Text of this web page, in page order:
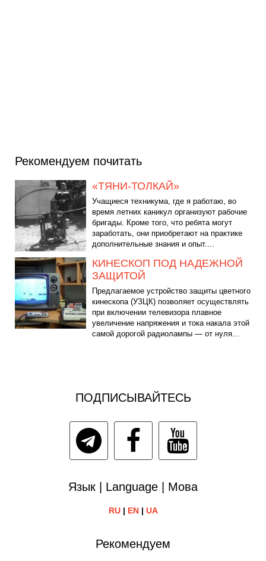
Рекомендуем почитать
«ТЯНИ-ТОЛКАЙ»
Учащиеся техникума, где я работаю, во
время летних каникул организуют рабочие
бригады. Кроме того, что ребята могут
заработать, они приобретают на практике
дополнительные знания и опыт....
КИНЕСКОП ПОД НАДЕЖНОЙ
ЗАЩИТОЙ
Предлагаемое устройство защиты цветного
кинескопа (УЗЦК) позволяет осуществлять
при включении телевизора плавное
увеличение напряжения и тока накала этой
самой дорогой радиолампы — от нуля...
ПОДПИСЫВАЙТЕСЬ
Язык | Language | Мова
RU| EN| UA
Рекомендуем